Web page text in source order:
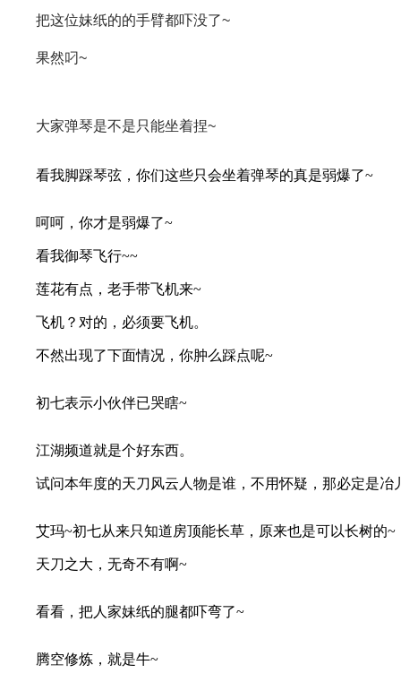
把这位妹纸的的手臂都吓没了~
果然叼~
大家弹琴是不是只能坐着捏~
看我脚踩琴弦，你们这些只会坐着弹琴的真是弱爆了~
呵呵，你才是弱爆了~
看我御琴飞行~~
莲花有点，老手带飞机来~
飞机？对的，必须要飞机。
不然出现了下面情况，你肿么踩点呢~
初七表示小伙伴已哭瞎~
江湖频道就是个好东西。
试问本年度的天刀风云人物是谁，不用怀疑，那必定是冶
艾玛~初七从来只知道房顶能长草，原来也是可以长树的~
天刀之大，无奇不有啊~
看看，把人家妹纸的腿都吓弯了~
腾空修炼，就是牛~